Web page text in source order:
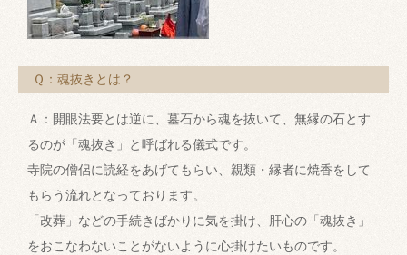
Ｑ：魂抜きとは？
Ａ：開眼法要とは逆に、墓石から魂を抜いて、無縁の石とす
るのが「魂抜き」と呼ばれる儀式です。
寺院の僧侶に読経をあげてもらい、親類・縁者に焼香をして
もらう流れとなっております。
「改葬」などの手続きばかりに気を掛け、肝心の「魂抜き」
をおこなわないことがないように心掛けたいものです。